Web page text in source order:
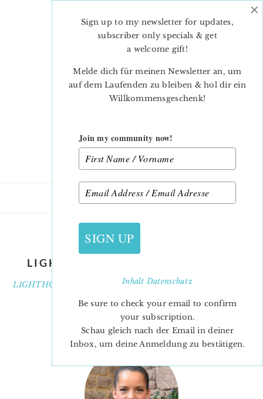
LIGHTHOUSE-PILLOW-TUTORIAL
LIGHTHOUSE-pillow-tutorial
PRIMARY
SIDEBAR
Sign up to my newsletter for updates,
subscriber only specials & get
a welcome gift!
Melde dich für meinen Newsletter an, um
auf dem Laufenden zu bleiben & hol dir ein
Willkommensgeschenk!
Join my community now!
SIGN UP
InhaltDatenschutz
Be sure to check your email to confirm
your subscription.
Schau gleich nach der Email in deiner
Inbox, um deine Anmeldung zu bestätigen.
×